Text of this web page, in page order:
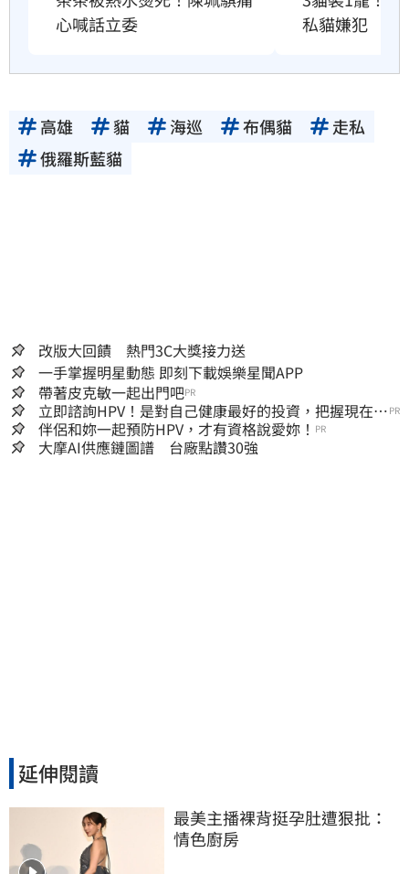
心喊話立委
私貓嫌犯
高雄 貓 海巡 布偶貓
走私
俄羅斯藍貓
改版大回饋 熱門3C大獎接力送
一手掌握明星動態 即刻下載娛樂星聞APP
帶著皮克敏一起出門吧PR
立即諮詢HPV！是對自己健康最好的投資，把握現在不
嫌晚！
PR
伴侶和妳一起預防HPV，才有資格說愛妳！ PR
大摩AI供應鏈圖譜 台廠點讚30強
延伸閱讀
最美主播裸背挺孕肚遭狠批：
情色廚房